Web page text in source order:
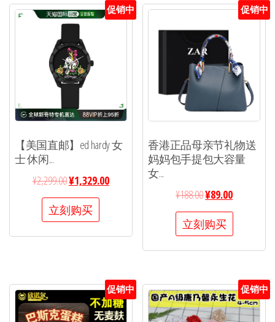
促销中
【美国直邮】ed hardy 女
士 休闲...
¥2,299.00¥1,329.00
立刻购买
促销中
香港正品母亲节礼物送
妈妈包手提包大容量
女...
¥188.00¥89.00
立刻购买
促销中 促销中